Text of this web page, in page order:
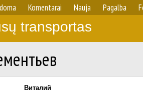
Komentarai Nauja Pagalba
transportas
Виталий